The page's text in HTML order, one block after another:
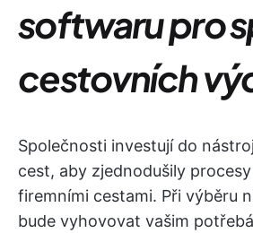
softwaru pro
cestovních
Společnosti investují do
cest, aby zjednodušily
firemními cestami. Při výběru
bude vyhovovat vašim